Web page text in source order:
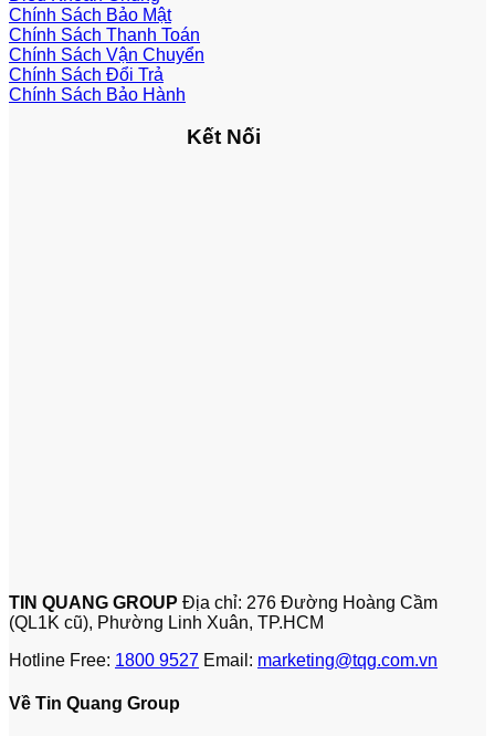
Chính Sách Bảo Mật
Chính Sách Thanh Toán
Chính Sách Vận Chuyển
Chính Sách Đổi Trả
Chính Sách Bảo Hành
Kết Nối
TIN QUANG GROUP Địa chỉ: 276 Đường Hoàng Cầm
(QL1K cũ), Phường Linh Xuân, TP.HCM
Hotline Free: 1800 9527 Email: marketing@tqg.com.vn
Về Tin Quang Group